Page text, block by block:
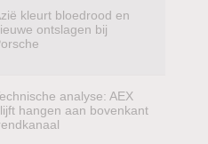
kleurt bloedrood en
ontslagen bij
analyse: AEX
hangen aan bovenkant